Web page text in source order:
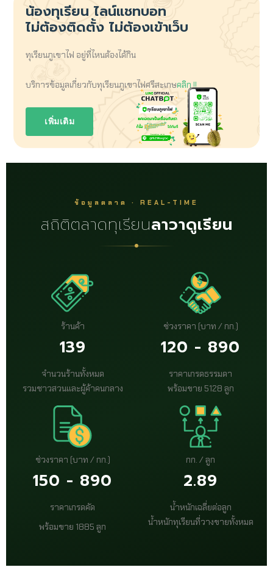
น้องทุเรียน ไลน์แชทบอท
ไม่ต้องติดตั้ง ไม่ต้องเข้าเว็บ
ทุเรียนภูเขาไฟ อยู่ที่ไหนต้องได้กิน
บริการข้อมูลเกี่ยวกับทุเรียนภูเขาไฟศรีสะเกษคลิก !!
เพิ่มเติม
ข้อมูลตลาด · REAL-TIME
สถิติตลาดทุเรียนลาวาดูเรียน
ร้านค้า
139
จำนวนร้านทั้งหมด
รวมชาวสวนและผู้ค้าคนกลาง
ช่วงราคา (บาท / กก.)
120 - 890
ราคาเกรดธรรมดา
พร้อมขาย 5128 ลูก
ช่วงราคา (บาท / กก.)
150 - 890
ราคาเกรดคัด
พร้อมขาย 1885 ลูก
กก. / ลูก
2.89
น้ำหนักเฉลี่ยต่อลูก
น้ำหนักทุเรียนที่วางขายทั้งหมด